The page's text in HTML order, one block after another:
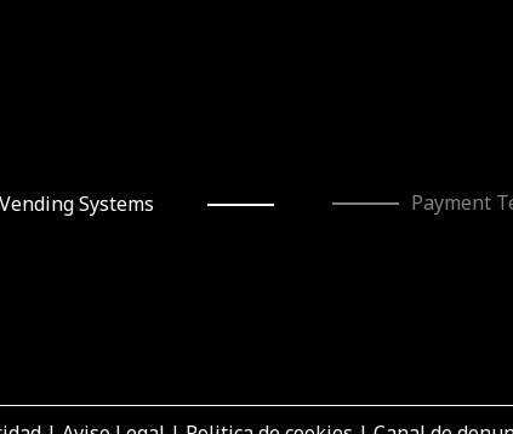
| Aviso Legal Canal de